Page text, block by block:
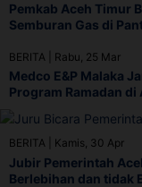
Pemkab Aceh Timur
Semburan Gas di
BERITA Rabu, 25 Mar
Medco E&P Malaka
Program Ramadan di
BERITA Kamis, 30 Apr
Jubir Pemerintah
Berlebihan dan tidak